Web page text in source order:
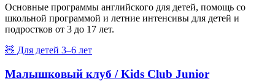
Основные программы английского для детей, помощь со
школьной программой и летние интенсивы для детей и
подростков от 3 до 17 лет.
🧸 Для детей 3–6 лет
Малышковый клуб / Kids Club Junior